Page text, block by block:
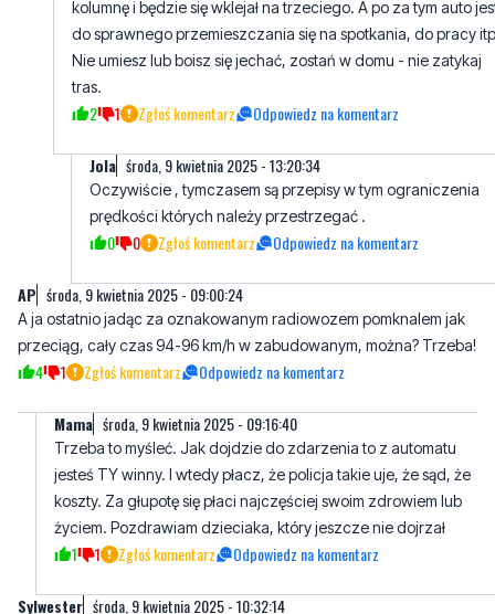
tras.
2 1 Zgłoś komentarz Odpowiedz na komentarz
Jola
Oczywiście , tymczasem są przepisy w tym ograniczenia
0 0 Zgłoś komentarz Odpowiedz na komentarz
środa, 9 kwietnia 2025 - 09:00:24
A ja ostatnio jadąc za oznakowanym radiowozem pomknalem jak
4 1 Zgłoś komentarz Odpowiedz na komentarz
Mama środa, 9 kwietnia 2025 - 09:16:40
Trzeba to myśleć. Jak dojdzie do zdarzenia to z automatu
koszty. Za głupotę się płaci najczęściej swoim zdrowiem lub
życiem. Pozdrawiam dzieciaka, który jeszcze nie dojrzał
1 1 Zgłoś komentarz Odpowiedz na komentarz
Sylwester środa, 9 kwietnia 2025 - 10:32:14
A Insignia dziś od rana w akcji.